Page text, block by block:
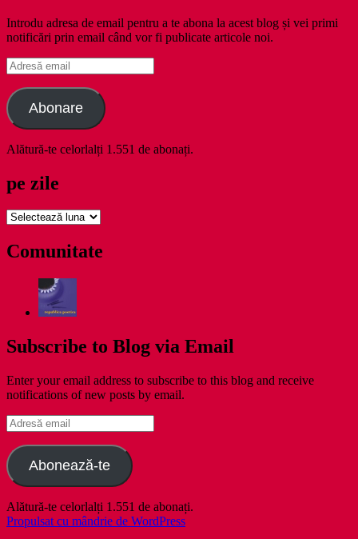
Introdu adresa de email pentru a te abona la acest blog și vei primi
notificări prin email când vor fi publicate articole noi.
Adresă
email
Abonare
Alătură-te celorlalți 1.551 de abonați.
pe zile
pe
Comunitate
Subscribe to Blog via Email
Enter your email address to subscribe to this blog and receive
notifications of new posts by email.
Adresă
email
Abonează-te
Alătură-te celorlalți 1.551 de abonați.
Propulsat cu mândrie de WordPress